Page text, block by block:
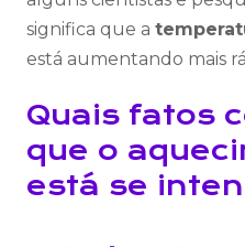
significa que a
está aumentando mais
Quais fatos
que o
está se